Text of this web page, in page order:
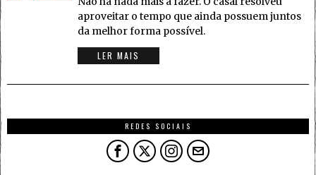
aproveitar o tempo que ainda possuem juntos
da melhor forma possível.
LER MAIS
REDES SOCIAIS